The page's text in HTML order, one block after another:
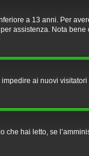
a 13 anni. Per
assistenza. Nota
ai nuovi
hai letto, se